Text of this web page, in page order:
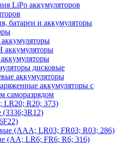
LiPo аккумуляторов
батареи и аккумуляторы
аккумуляторы
дисковые
аккумуляторы
аккумуляторы с
саморазрядом
LR20; R20; 373)
(3336;3R12)
(AAA; LR03; FR03; R03; 286)
(AA; LR6; FR6; R6; 316)